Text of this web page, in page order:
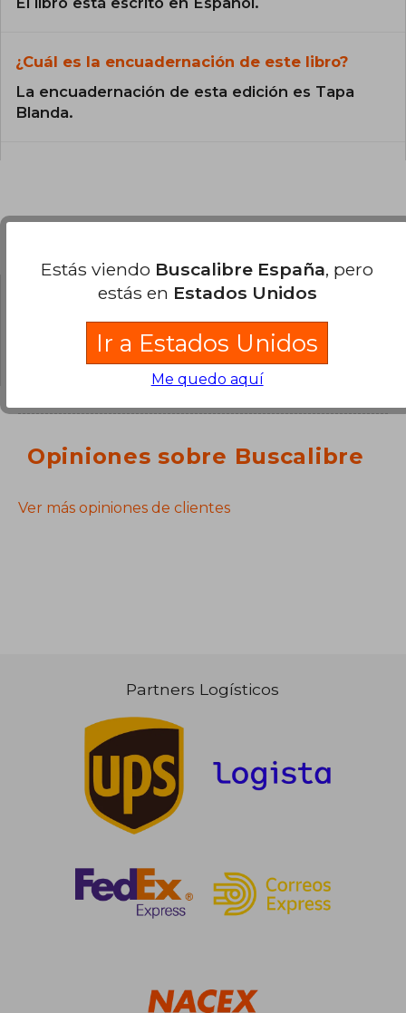
¿Cuál es la encuadernación de este libro?
La encuadernación de esta edición es Tapa
Blanda.
¿Tienes una pregunta sobre el libro?Inicia
para poder agregar tu propia pregunta.
Opiniones sobre Buscalibre
Ver más opiniones de clientes
Partners Logísticos
Estás viendo Buscalibre España, pero
estás en Estados Unidos
Ir a Estados Unidos
Me quedo aquí